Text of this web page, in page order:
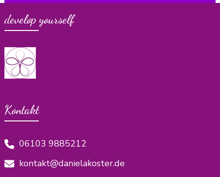
develop yourself
Kontakt
06103 9885212
kontakt@danielakoster.de